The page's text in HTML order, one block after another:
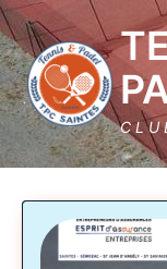
Aller
au
contenu